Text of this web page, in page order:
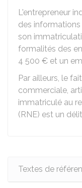
L'entrepreneur
des
son
formalités des
4 500 € et un
Par ailleurs, le
commerciale,
immatriculé au
(RNE) est un
Textes de